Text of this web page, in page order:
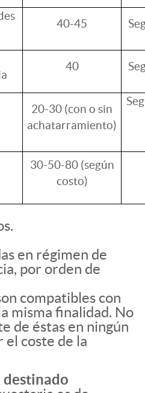
40-45
40
20-30 (con o sin
achatarramiento)
30-50-80 (según
costo)
en régimen de
por orden de
compatibles con
misma finalidad. No
de éstas en ningún
el coste de la
destinado